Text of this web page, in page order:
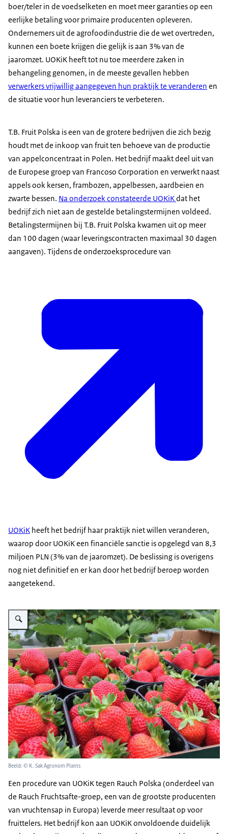
boer/teler in de voedselketen en moet meer garanties op een
eerlijke betaling voor primaire producenten opleveren.
Ondernemers uit de agrofoodindustrie die de wet overtreden,
kunnen een boete krijgen die gelijk is aan 3% van de
jaaromzet. UOKiK heeft tot nu toe meerdere zaken in
behangeling genomen, in de meeste gevallen hebben
verwerkers vrijwillig aangegeven hun praktijk te veranderen en
de situatie voor hun leveranciers te verbeteren.
T.B. Fruit Polska is een van de grotere bedrijven die zich bezig
houdt met de inkoop van fruit ten behoeve van de productie
van appelconcentraat in Polen. Het bedrijf maakt deel uit van
de Europese groep van Francoso Corporation en verwerkt naast
appels ook kersen, frambozen, appelbessen, aardbeien en
zwarte bessen. Na onderzoek constateerde UOKiKdat het
bedrijf zich niet aan de gestelde betalingstermijnen voldeed.
Betalingstermijnen bij T.B. Fruit Polska kwamen uit op meer
dan 100 dagen (waar leveringscontracten maximaal 30 dagen
aangaven). Tijdens de onderzoeksprocedure van
UOKiK heeft het bedrijf haar praktijk niet willen veranderen,
waarop door UOKiK een financiële sanctie is opgelegd van 8,3
miljoen PLN (3% van de jaaromzet). De beslissing is overigens
nog niet definitief en er kan door het bedrijf beroep worden
aangetekend.
Vergroot afbeelding fresh harvested strawberries
Beeld: © K. Sak Agronom Plants
Een procedure van UOKiK tegen Rauch Polska (onderdeel van
de Rauch Fruchtsafte-groep, een van de grootste producenten
van vruchtensap in Europa) leverde meer resultaat op voor
fruittelers. Het bedrijf kon aan UOKiK onvoldoende duidelijk